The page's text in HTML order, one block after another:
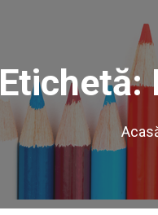
Etichetă: